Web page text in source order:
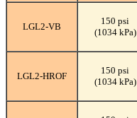
LGL2-VB
150 psi
(1034 kPa)
LGL2-HROF
150 psi
(1034 kPa)